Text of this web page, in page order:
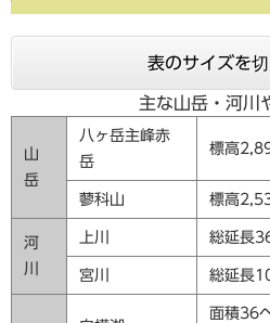
表のサイズを
主な山岳・河川
山
岳
八ヶ岳主峰赤
岳
標高
蓼科山 標高
河
川
上川 総延長
宮川 総延長
面積36